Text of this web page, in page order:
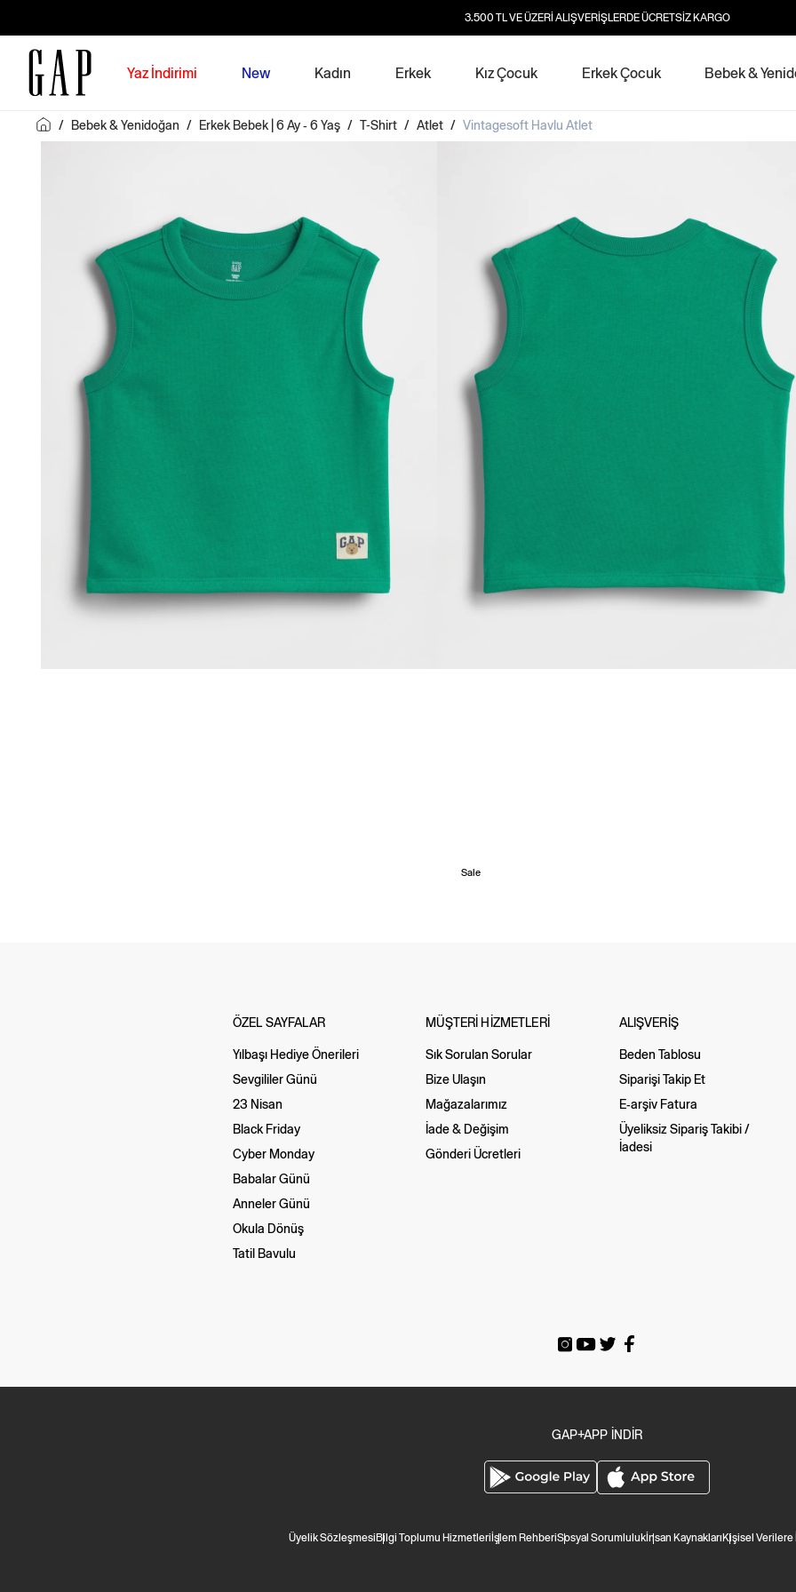
3.500 TL VE ÜZERİ ALIŞVERİŞLERDE ÜCRETSİZ KARGO
Yaz İndirimi New Kadın Erkek Kız Çocuk Erkek Çocuk Bebek &
/ Bebek & Yenidoğan / Erkek Bebek | 6 Ay - 6 Yaş / T-Shirt / Atlet / Vintagesoft Havlu Atlet
Sale
ÖZEL SAYFALAR
Yılbaşı Hediye Önerileri
Sevgililer Günü
23 Nisan
Black Friday
Cyber Monday
Babalar Günü
Anneler Günü
Okula Dönüş
Tatil Bavulu
MÜŞTERİ HİZMETLERİ
Sık Sorulan Sorular
Bize Ulaşın
Mağazalarımız
İade & Değişim
Gönderi Ücretleri
ALIŞVERİŞ
Beden Tablosu
Siparişi Takip Et
E-arşiv Fatura
Üyeliksiz Sipariş Takibi /
İadesi
GAP+APP İNDİR
Üyelik Sözleşmesi Bilgi Toplumu Hizmetleri İşlem RehberiSosyal Sorumlulukİnsan Kaynakları Kişisel Verilere